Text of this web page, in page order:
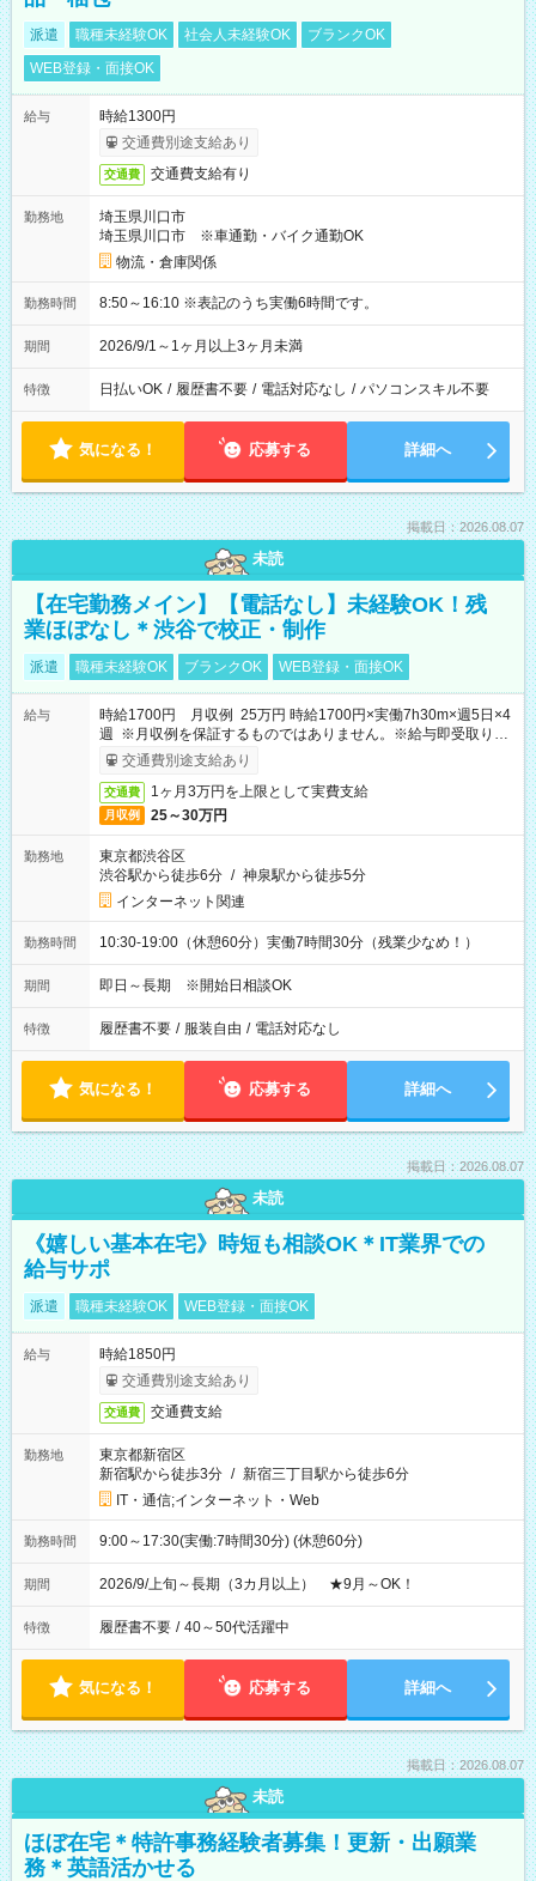
派遣 職種未経験OK 社会人未経験OK
ブランクOK
WEB登録・面接OK
給与
時給1300円
交通費別途支給あり
交通費 交通費支給有り
勤務地
埼玉県川口市
埼玉県川口市 ※車通勤・バイク通勤OK
物流・倉庫関係
勤務時間 8:50～16:10 ※表記のうち実働6時間です。
期間 2026/9/1～1ヶ月以上3ヶ月未満
特徴 日払いOK / 履歴書不要 / 電話対応なし / パソコンスキル不要
気になる！ 応募する 詳細へ
掲載日：2026.08.07
未読
【在宅勤務メイン】【電話なし】未経験OK！残
業ほぼなし＊渋谷で校正・制作
派遣 職種未経験OK ブランクOK WEB登録・面接OK
給与
時給1700円 月収例 25万円 時給1700円×実働7h30m×週5日×4
週 ※月収例を保証するものではありません。※給与即受取りサ
ービス利用可（利用条件有）
交通費別途支給あり
交通費 1ヶ月3万円を上限として実費支給
月収例 25～30万円
勤務地
東京都渋谷区
渋谷駅から徒歩6分 / 神泉駅から徒歩5分
インターネット関連
勤務時間 10:30-19:00（休憩60分）実働7時間30分（残業少なめ！）
期間 即日～長期 ※開始日相談OK
特徴 履歴書不要 / 服装自由 / 電話対応なし
気になる！ 応募する 詳細へ
掲載日：2026.08.07
未読
《嬉しい基本在宅》時短も相談OK＊IT業界での
給与サポ
派遣 職種未経験OK WEB登録・面接OK
給与
時給1850円
交通費別途支給あり
交通費 交通費支給
勤務地
東京都新宿区
新宿駅から徒歩3分 / 新宿三丁目駅から徒歩6分
IT・通信;インターネット・Web
勤務時間 9:00～17:30(実働:7時間30分) (休憩60分)
期間 2026/9/上旬～長期（3カ月以上） ★9月～OK！
特徴 履歴書不要 / 40～50代活躍中
気になる！ 応募する 詳細へ
掲載日：2026.08.07
未読
ほぼ在宅＊特許事務経験者募集！更新・出願業
務＊英語活かせる